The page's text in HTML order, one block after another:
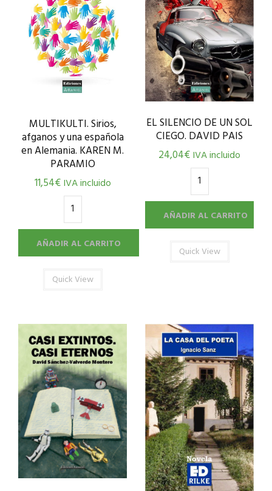
MULTIKULTI. Sirios,
afganos y una española
en Alemania. KAREN M.
PARAMIO
11,54€ IVA incluido
AÑADIR AL CARRITO
Quick View
EL SILENCIO DE UN SOL
CIEGO. DAVID PAIS
24,04€IVA incluido
AÑADIR AL CARRITO
Quick View